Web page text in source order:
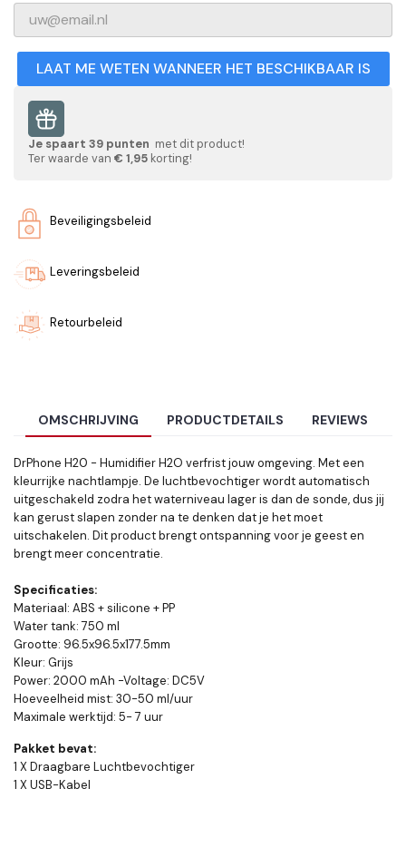
LAAT ME WETEN WANNEER HET BESCHIKBAAR IS
Je spaart 39 punten met dit product!
Ter waarde van € 1,95 korting!
Beveiligingsbeleid
Leveringsbeleid
Retourbeleid
OMSCHRIJVING PRODUCTDETAILS REVIEWS
DrPhone H20 - Humidifier H2O verfrist jouw omgeving. Met een
kleurrijke nachtlampje. De luchtbevochtiger wordt automatisch
uitgeschakeld zodra het waterniveau lager is dan de sonde, dus jij
kan gerust slapen zonder na te denken dat je het moet
uitschakelen. Dit product brengt ontspanning voor je geest en
brengt meer concentratie.
Specificaties:
Materiaal: ABS + silicone + PP
Water tank: 750 ml
Grootte: 96.5x96.5x177.5mm
Kleur: Grijs
Power: 2000 mAh -Voltage: DC5V
Hoeveelheid mist: 30-50 ml/uur
Maximale werktijd: 5- 7 uur
Pakket bevat:
1 X Draagbare Luchtbevochtiger
1 X USB-Kabel